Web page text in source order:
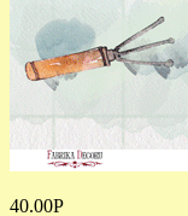
40.00Р